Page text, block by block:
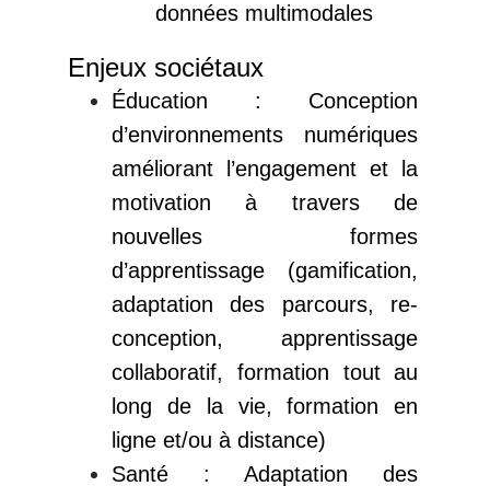
données multimodales
Enjeux sociétaux
Éducation : Conception
d’environnements numériques
améliorant l’engagement et la
motivation à travers de
nouvelles formes
d’apprentissage (gamification,
adaptation des parcours, re-
conception, apprentissage
collaboratif, formation tout au
long de la vie, formation en
ligne et/ou à distance)
Santé : Adaptation des